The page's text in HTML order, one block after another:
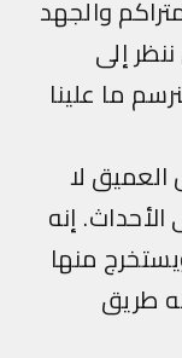
والجهد
إلى
علينا
لا
إنه
منها